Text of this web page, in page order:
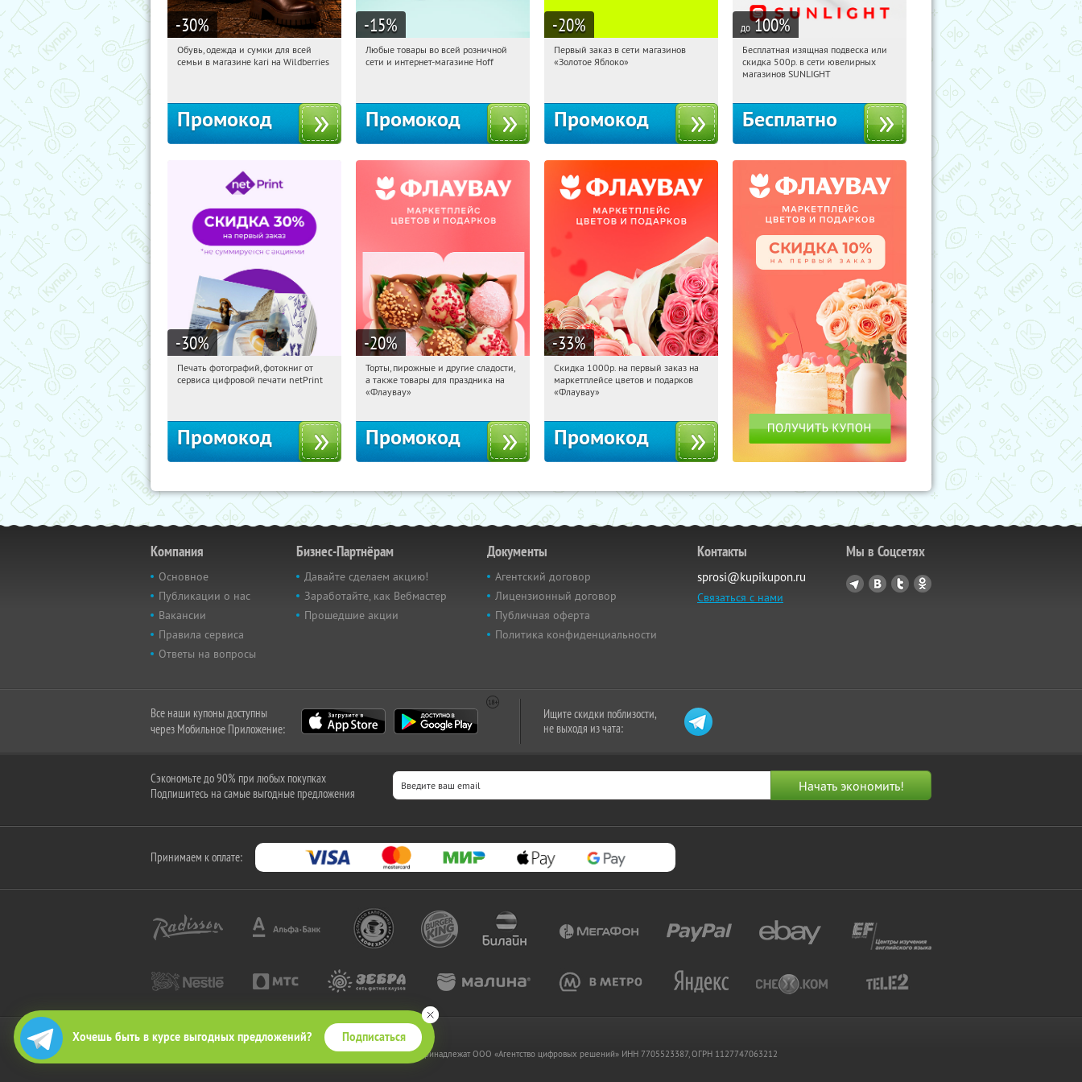
Хочешь быть в курсе выгодных предложений? Подписаться
-30%
08:31:05 Получили:
Обувь, одежда и сумки для всей
семьи в магазине kari на Wildberries
Промокод
-15%
08:31:05 Получили:
Любые товары во всей розничной
сети и интернет-магазине Hoff
Промокод
-20%
08:31:05
Получи первым!
Первый заказ в сети магазинов
«Золотое Яблоко»
Промокод
до 100%
08:31:05 Получили:
Россия
Бесплатная изящная подвеска или
скидка 500р. в сети ювелирных
магазинов SUNLIGHT
Бесплатно
-30%
08:31:05 Получили:
Печать фотографий, фотокниг от
сервиса цифровой печати netPrint
Промокод
-20%
08:31:05 Получили:
Россия
Торты, пирожные и другие сладости,
а также товары для праздника на
«Флаувау»
Промокод
-33%
08:31:05 Получили:
Россия
Скидка 1000р. на первый заказ на
маркетплейсе цветов и подарков
«Флаувау»
Промокод
Компания
Основное
Публикации о нас
Вакансии
Правила сервиса
Ответы на вопросы
Бизнес-Партнёрам
Давайте сделаем акцию!
Заработайте, как Вебмастер
Прошедшие акции
Документы
Агентский договор
Лицензионный договор
Публичная оферта
Политика конфиденциальности
Контакты
sprosi@kupikupon.ru
Связаться с нами
Мы в Соцсетях
Все наши купоны доступны
через Мобильное Приложение:
Ищите скидки поблизости,
не выходя из чата:
Сэкономьте до 90% при любых покупках
Подпишитесь на самые выгодные предложения
Принимаем к оплате:
2010-2026 © КупиКупон. Все права защищены.
Все права на товарный знак "КупиКупон" и на сайт www.kupikupon.ru принадлежат OOO «Агентство цифровых решений» ИНН 7705523387, ОГРН 1127747063212